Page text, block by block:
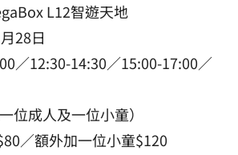
L12智遊天地
28日
／12:30-14:30／15:00-17:00／
位成人及一位小童）
／額外加一位小童$120